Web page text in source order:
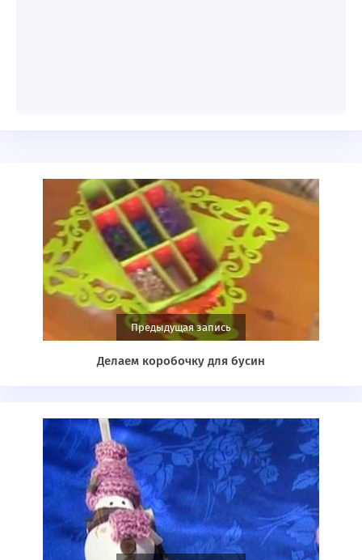
Предыдущая запись
Делаем коробочку для бусин